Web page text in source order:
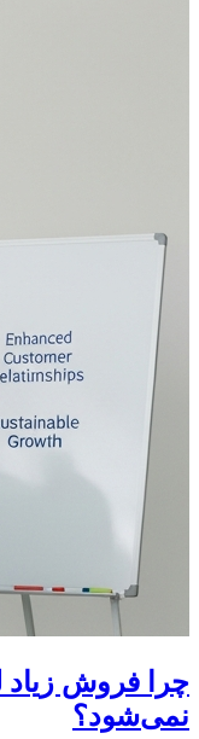
چرا فروش زیاد
نمی‌شود؟